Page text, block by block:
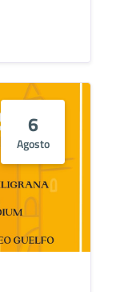
6
Agosto